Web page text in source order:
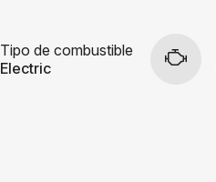
Tipo de combustible
Electric